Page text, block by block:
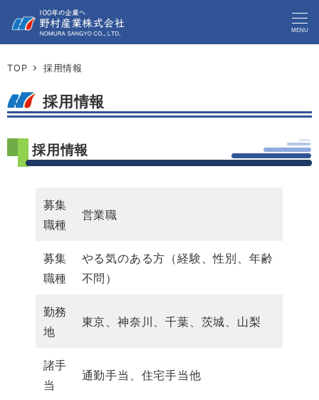
MENU
TOP 採用情報
採用情報
採用情報
募集
職種
営業職
募集
職種
やる気のある方（経験、性別、年齢
不問）
勤務
地
東京、神奈川、千葉、茨城、山梨
諸手
当
通勤手当、住宅手当他